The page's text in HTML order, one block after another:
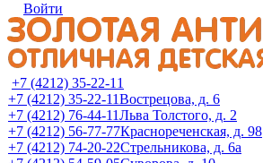
Войти
+7 (4212) 35-22-11
+7 (4212) 35-22-11Вострецова, д. 6
+7 (4212) 76-44-11Льва Толстого, д. 2
+7 (4212) 56-77-77Краснореченская, д. 98
+7 (4212) 74-20-22Стрельникова, д. 6а